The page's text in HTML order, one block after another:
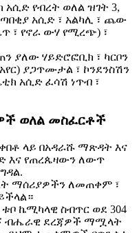
የብረት ወለል ዝገት 3,
አሲድ ፣ አልካሊ ፣ ጨው
፣ የኖራ ውሃ የሚረጭ) ፣
ያለው ሃይድሮፎቢክ ፣ ካርቦን
ያጋጥሙታል ፣ ኮንደንስሽን
አሲድ ፈሳሽ ነጥብ ፣
ወለል መስፈርቶች
ላይ በአዳራሹ ማጽዳት እና
እና የጠረጴዛውን ለውጥ
ማሰሪያዎችን ለመጠቀም ፣
ኬሚካላዊ ስብጥር ወደ 304
ብሔራዊ ደረጃዎች ማሟላት